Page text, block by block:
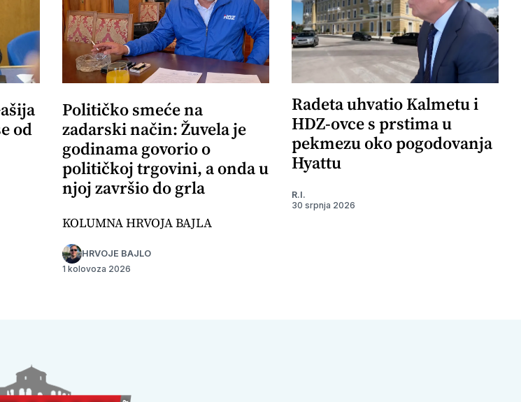
od
Političko smeće na
zadarski način: Žuvela je
godinama govorio o
političkoj trgovini, a onda u
njoj završio do grla
KOLUMNA HRVOJA BAJLA
HRVOJE BAJLO
1 kolovoza 2026
Radeta uhvatio Kalmetu i
HDZ-ovce s prstima u
pekmezu oko pogodovanja
Hyattu
R.I.
30 srpnja 2026